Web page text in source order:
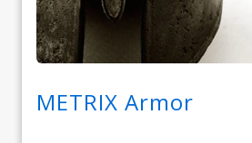
METRIX Armor